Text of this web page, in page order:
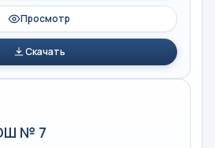
Просмотр
Скачать
№ 7